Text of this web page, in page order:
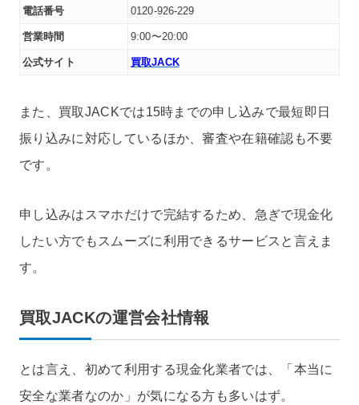
電話番号 0120-926-229
営業時間 9:00〜20:00
公式サイト 買取JACK
また、買取JACKでは15時までの申し込みで最短即日
振り込みに対応しているほか、審査や在籍確認も不要
です。
申し込みはスマホだけで完結するため、急ぎで現金化
したい方でもスムーズに利用できるサービスと言えま
す。
買取JACKの運営会社情報
とは言え、初めて利用する現金化業者では、「本当に
安全な業者なのか」が気になる方も多いはず。